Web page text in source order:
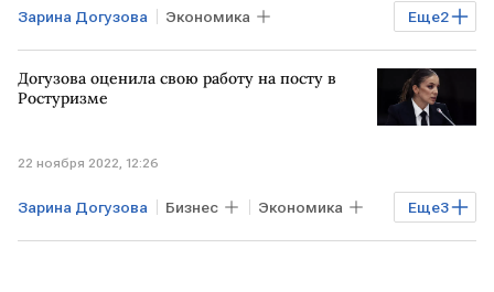
Еще2
Зарина Догузова Экономика
Правительство РФ Ростуризм
Догузова оценила свою работу на посту в
Ростуризме
22 ноября 2022, 12:26
Еще3
Зарина Догузова Бизнес Экономика
Туризм Ростуризм карьера